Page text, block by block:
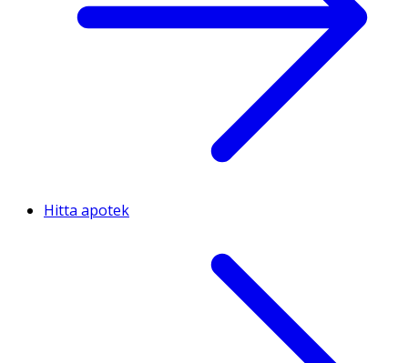
Hitta apotek